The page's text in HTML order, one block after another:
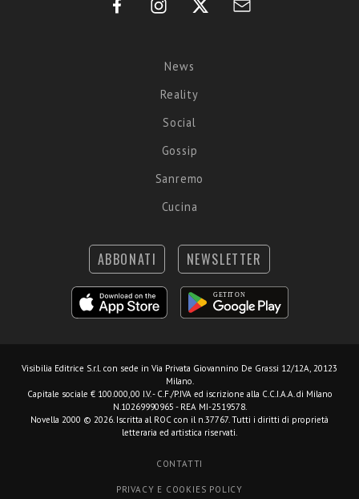
News
Reality
Social
Gossip
Sanremo
Cucina
ABBONATI NEWSLETTER
Visibilia Editrice S.r.l. con sede in Via Privata Giovannino De Grassi 12/12A, 20123
Milano.
Capitale sociale € 100.000,00 I.V. - C.F./P.IVA ed iscrizione alla C.C.I.A.A. di Milano
N.10269990965 - REA MI-2519578.
Novella 2000 © 2026. Iscritta al ROC con il n.37767. Tutti i diritti di proprietà
letteraria ed artistica riservati.
CONTATTI
PRIVACY E COOKIES POLICY